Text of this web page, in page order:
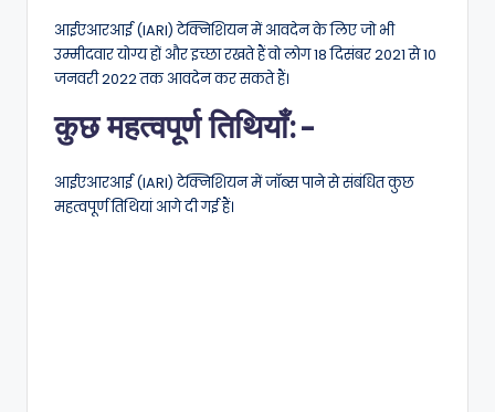
आईएआरआई (IARI) टेक्निशियन में आवदेन के लिए जो भी
उम्मीदवार योग्य हों और इच्छा रखते हैं वो लोग 18 दिसंबर 2021 से 10
जनवरी 2022 तक आवदेन कर सकते हैं।
कुछ महत्वपूर्ण तिथियाँ:-
आईएआरआई (IARI) टेक्निशियन में जॉब्स पाने से संबंधित कुछ
महत्वपूर्ण तिथियां आगे दी गई हैं।